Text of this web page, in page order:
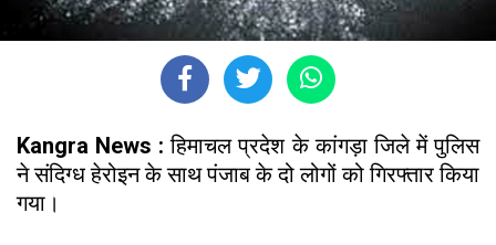
Kangra News : हिमाचल प्रदेश के कांगड़ा जिले में पुलिस
ने संदिग्ध हेरोइन के साथ पंजाब के दो लोगों को गिरफ्तार किया
गया।​